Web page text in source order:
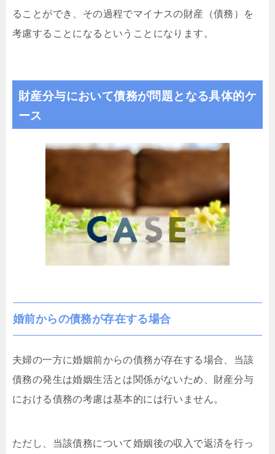
ることができ、その過程でマイナスの財産（債務）を
考慮することになるということになります。
財産分与において債務が問題となる具体的ケ
ース
婚前からの債務が存在する場合
夫婦の一方に婚姻前からの債務が存在する場合、当該
債務の発生は婚姻生活とは関係がないため、財産分与
における債務の考慮は基本的には行いません。
ただし、当該債務について婚姻後の収入で返済を行っ